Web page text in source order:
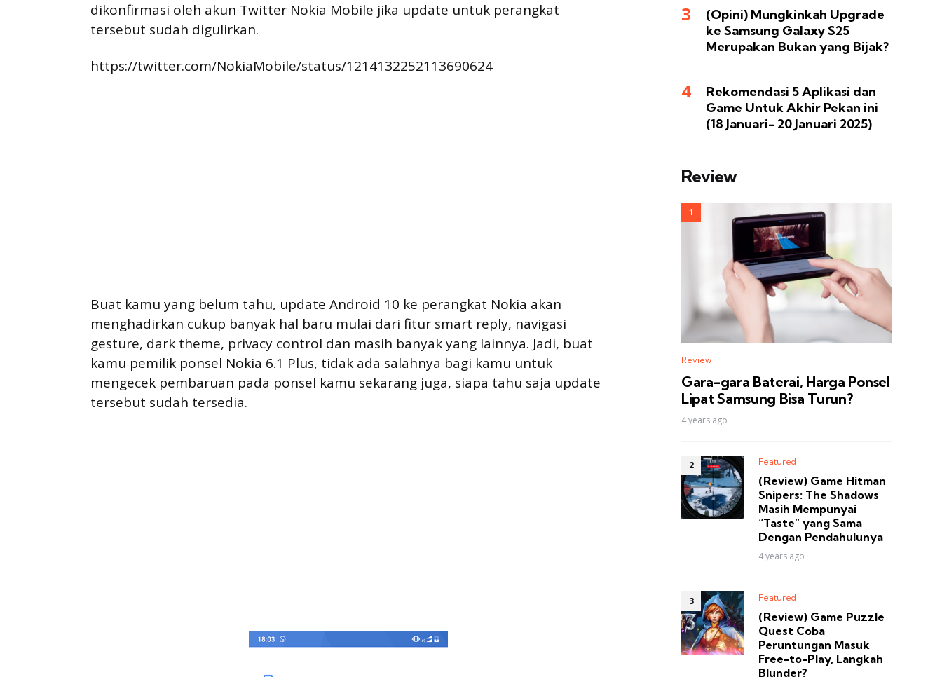
dikonfirmasi oleh akun Twitter Nokia Mobile jika update untuk perangkat
tersebut sudah digulirkan.
https://twitter.com/NokiaMobile/status/1214132252113690624
Buat kamu yang belum tahu, update Android 10 ke perangkat Nokia akan
menghadirkan cukup banyak hal baru mulai dari fitur smart reply, navigasi
gesture, dark theme, privacy control dan masih banyak yang lainnya. Jadi, buat
kamu pemilik ponsel Nokia 6.1 Plus, tidak ada salahnya bagi kamu untuk
mengecek pembaruan pada ponsel kamu sekarang juga, siapa tahu saja update
tersebut sudah tersedia.
(Opini) Mungkinkah Upgrade
ke Samsung Galaxy S25
Merupakan Bukan yang Bijak?
Rekomendasi 5 Aplikasi dan
Game Untuk Akhir Pekan ini
(18 Januari- 20 Januari 2025)
Review
Review
Gara-gara Baterai, Harga Ponsel
Lipat Samsung Bisa Turun?
4 years ago
Featured
(Review) Game Hitman
Snipers: The Shadows
Masih Mempunyai
“Taste” yang Sama
Dengan Pendahulunya
4 years ago
Featured
(Review) Game Puzzle
Quest Coba
Peruntungan Masuk
Free-to-Play, Langkah
Blunder?